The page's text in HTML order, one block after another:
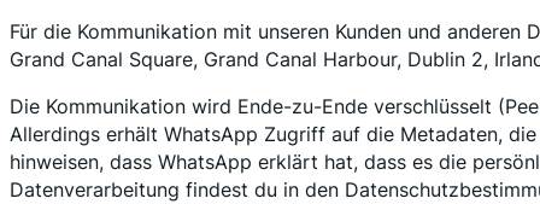
Für die Kommunikation mit unseren Kunden und
Grand Canal Square, Grand Canal Harbour, Dublin 2,
Die Kommunikation wird Ende-zu-Ende verschlüsselt
Allerdings erhält WhatsApp Zugriff auf die Metadaten,
hinweisen, dass WhatsApp erklärt hat, dass es die
Datenverarbeitung findest du in den